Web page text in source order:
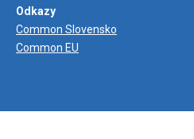
Odkazy
Common Slovensko
Common EU